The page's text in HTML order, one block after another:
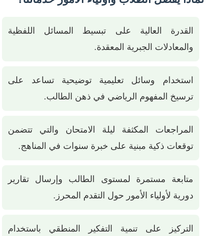
القدرة العالية على تبسيط المسائل اللفظية
والمعادلات الجبرية المعقدة.
استخدام وسائل تعليمية توضيحية تساعد على
ترسيخ المفهوم الرياضي في ذهن الطالب.
المراجعات المكثفة ليلة الامتحان والتي تتضمن
توقعات ذكية مبنية على خبرة سنوات في المناهج.
متابعة مستمرة لمستوى الطالب وإرسال تقارير
دورية لأولياء الأمور حول التقدم المحرز.
التركيز على تنمية التفكير المنطقي باستخدام